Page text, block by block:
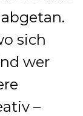
sich
wer
–